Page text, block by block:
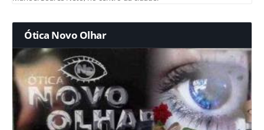
Ótica Novo Olhar